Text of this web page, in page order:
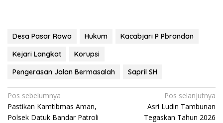
Desa Pasar Rawa Hukum
Kacabjari P Pbrandan
Kejari Langkat
Korupsi
Pengerasan Jalan Bermasalah
Sapril SH
Navigasi
pos
Pos sebelumnya
Pastikan Kamtibmas Aman,
Polsek Datuk Bandar Patroli
Pos selanjutnya
Asri Ludin Tambunan
Tegaskan Tahun 2026